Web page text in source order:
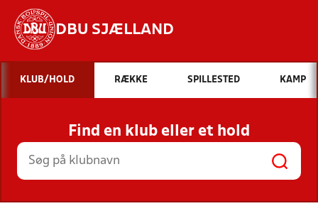
DBU SJÆLLAND
Hvad vil du søge efter?
INDHOLD OG NYHEDER
STILLINGER, RESULTATER, KLUBBER OG
HOLD
KLUB/HOLD RÆKKE SPILLESTED KAMP
Find en klub eller et hold